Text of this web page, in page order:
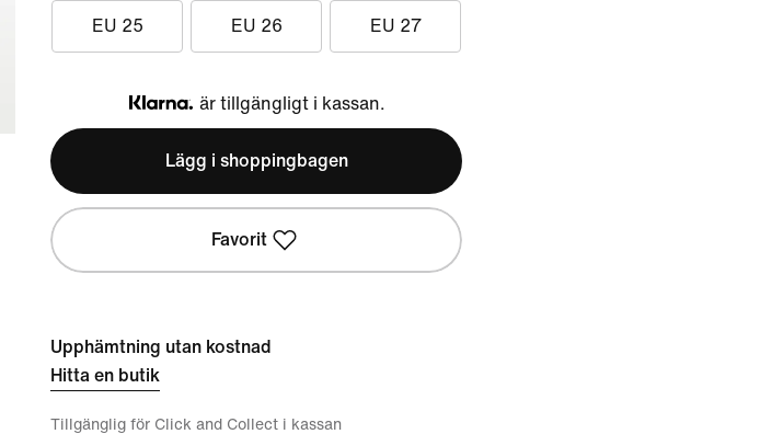
EU 25 EU 26 EU 27
Klarna
är tillgängligt i kassan.
Lägg i shoppingbagen
Favorit
Upphämtning utan kostnad
Hitta en butik
Tillgänglig för Click and Collect i kassan